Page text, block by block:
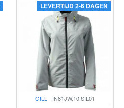
LEVERTIJD 2-6 DAGEN
GILL IN81JW.10.SIL01